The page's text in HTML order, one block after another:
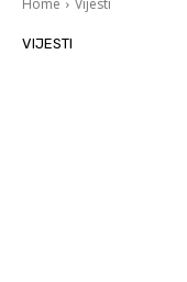
Home Vijesti
VIJESTI